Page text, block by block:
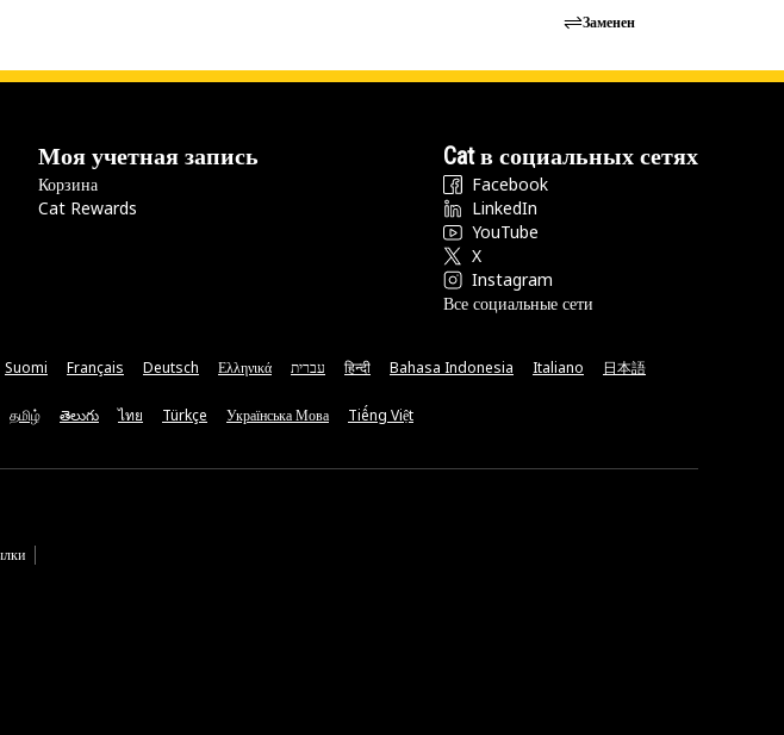
Заменен
Моя учетная запись
Корзина
Cat Rewards
Cat в социальных сетях
Facebook
LinkedIn
YouTube
X
Instagram
Все социальные сети
Suomi Français Deutsch Ελληνικά עברית हिन्दी Bahasa Indonesia Italiano 日本語
தமிழ் తెలుగు ไทย Türkçe Українська Мова Tiếng Việt